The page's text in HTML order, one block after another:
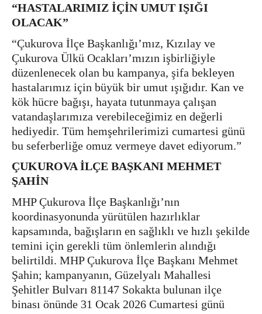
“HASTALARIMIZ İÇİN UMUT IŞIĞI
OLACAK”
“Çukurova İlçe Başkanlığı’mız, Kızılay ve
Çukurova Ülkü Ocakları’mızın işbirliğiyle
düzenlenecek olan bu kampanya, şifa bekleyen
hastalarımız için büyük bir umut ışığıdır. Kan ve
kök hücre bağışı, hayata tutunmaya çalışan
vatandaşlarımıza verebileceğimiz en değerli
hediyedir. Tüm hemşehrilerimizi cumartesi günü
bu seferberliğe omuz vermeye davet ediyorum.”
ÇUKUROVA İLÇE BAŞKANI MEHMET
ŞAHİN
MHP Çukurova İlçe Başkanlığı’nın
koordinasyonunda yürütülen hazırlıklar
kapsamında, bağışların en sağlıklı ve hızlı şekilde
temini için gerekli tüm önlemlerin alındığı
belirtildi. MHP Çukurova İlçe Başkanı Mehmet
Şahin; kampanyanın, Güzelyalı Mahallesi
Şehitler Bulvarı 81147 Sokakta bulunan ilçe
binası önünde 31 Ocak 2026 Cumartesi günü